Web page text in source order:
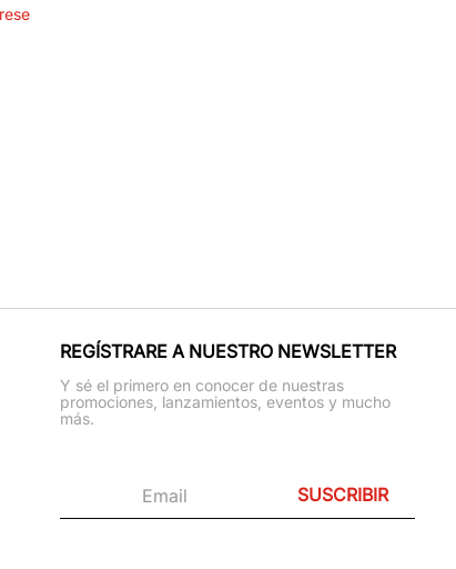
REGÍSTRARE A NUESTRO NEWSLETTER
Y sé el primero en conocer de nuestras
promociones, lanzamientos, eventos y mucho
más.
SUSCRIBIR